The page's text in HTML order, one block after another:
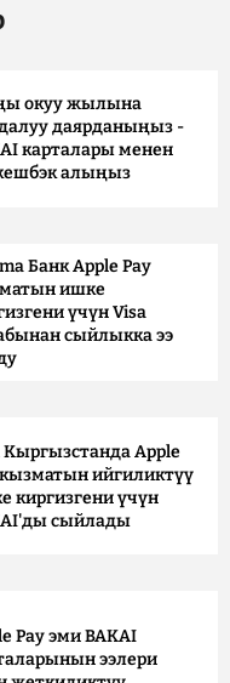
окуу жылына
даярданыңыз -
карталары менен
алыңыз
Банк Apple Pay
ишке
үчүн Visa
сыйлыкка ээ
Кыргызстанда Apple
ийгиликтүү
киргизгени үчүн
сыйлады
Pay эми BAKAI
ээлери